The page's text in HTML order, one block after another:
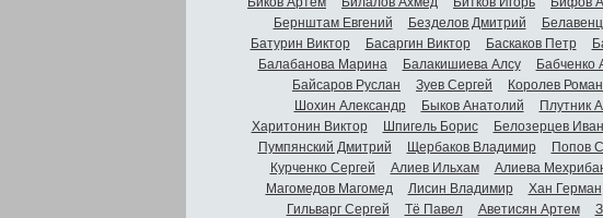
Бернштам Евгений
Безделов Дмитрий
Батурин Виктор
Басаргин Виктор Баскаков Петр
Балабанова Марина
Балакишиева Алсу Бабченко
Байсаров Руслан
Зуев Сергей Королев Роман
Шохин Александр
Быков Анатолий Плутник
Харитонин Виктор
Шпигель Борис Белозерцев Иван
Пумпянский Дмитрий
Щербаков Владимир Попов
Курченко Сергей
Алиев Ильхам Алиева
Магомедов Магомед
Лисин Владимир Хан Герман
Гильварг Сергей
Тё Павел Аветисян Артем